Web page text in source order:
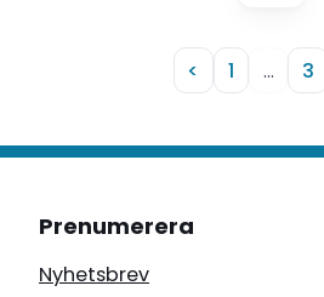
Söderholm på Myrsjöskolan
< 1 … 3
Prenumerera
Nyhetsbrev